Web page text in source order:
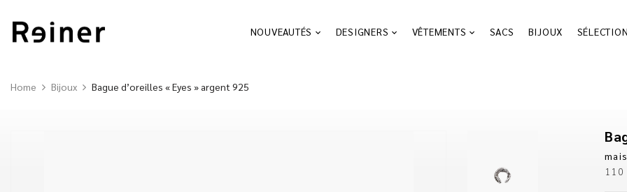
NOUVEAUTÉS DESIGNERS VÊTEMENTS SACS BIJOUX
Home Bijoux Bague d’oreilles « Eyes » argent 925
110